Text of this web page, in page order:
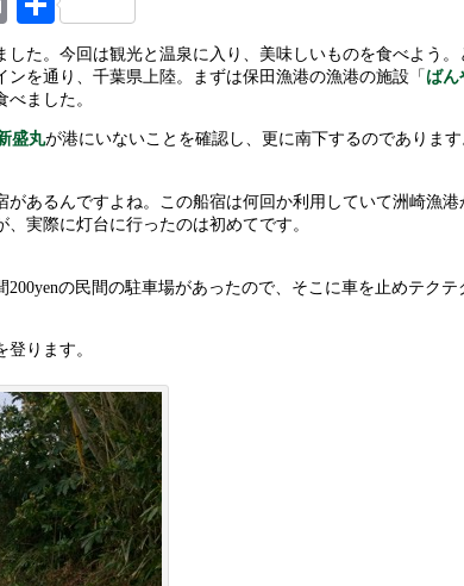
m
ai
l
有
た。今回は観光と温泉に入り、美味しいものを食べよう。
を通り、千葉県上陸。まずは保田漁港の漁港の施設「ばん
ました。
盛丸が港にいないことを確認し、更に南下するのでありま
があるんですよね。この船宿は何回か利用していて洲崎漁
実際に灯台に行ったのは初めてです。
の民間の駐車場があったので、そこに車を止めテクテ
ります。